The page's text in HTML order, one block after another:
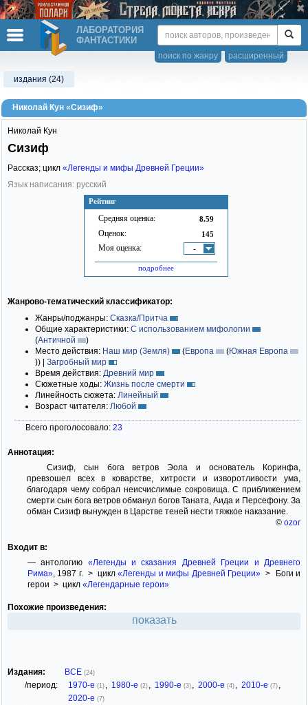
ЛАБОРАТОРИЯ
ФАНТАСТИКИ
расширенный
поиск по жанру
издания (24)
Николай Кун «Сизиф»
Рейтинг
Средняя оценка: 8.59
Оценок: 145
Моя оценка: -
подробнее
Николай Кун
Сизиф
Рассказ; цикл «Легенды и мифы Древней Греции»
Язык написания: русский
Жанрово-тематический классификатор:
Жанры/поджанры: Сказка/Притча
Общие характеристики: С использованием мифологии
(Античной
)
Место действия: Наш мир (Земля) (Европа (Южная Европа
)) | Загробный мир
Время действия: Древний мир
Сюжетные ходы: Жизнь после смерти
Линейность сюжета: Линейный
Возраст читателя: Любой
Всего проголосовало: 23
Аннотация:
Сизиф, сын бога ветров Эола и основатель Коринфа,
превзошел всех в коварстве, хитрости и изворотливости ума,
благодаря чему собрал неисчислимые сокровища. С приближением
смерти сын бога ветров обманул богов Таната, Аида и Персефону. За
обман Сизиф вынужден в Царстве теней нести тяжкое наказание.
© ozor
Входит в:
— антологию «Легенды и сказания Древней Греции и Древнего
Рима», 1987 г. > цикл«Легенды и мифы Древней Греции» > Боги и
герои > цикл «Легендарные герои»
Похожие произведения:
показать
Издания: ВСЕ (24)
/период: 1970-е (1) , 1980-е (2) , 1990-е (3) , 2000-е (4) , 2010-е (7) ,
2020-е (7)